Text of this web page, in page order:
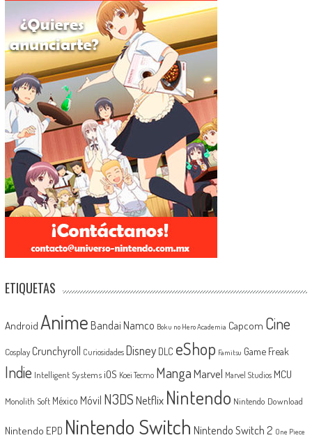
ETIQUETAS
Android Anime Bandai Namco Boku no Hero Academia Capcom Cine
Cosplay Crunchyroll Curiosidades Disney DLC eShop Famitsu Game Freak
Indie Intelligent Systems iOS Koei Tecmo MangaMarvel Marvel Studios MCU
Monolith Soft México Móvil N3DSNetflix Nintendo Nintendo Download
Nintendo EPD Nintendo Switch Nintendo Switch 2 One Piece